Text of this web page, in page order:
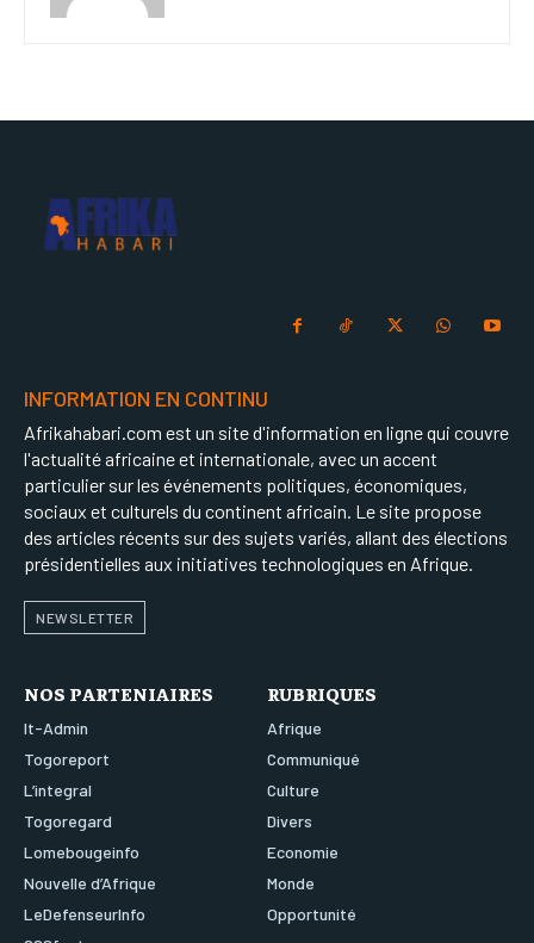
INFORMATION EN CONTINU
Afrikahabari.com est un site d'information en ligne qui couvre
l'actualité africaine et internationale, avec un accent
particulier sur les événements politiques, économiques,
sociaux et culturels du continent africain. Le site propose
des articles récents sur des sujets variés, allant des élections
présidentielles aux initiatives technologiques en Afrique.
NEWSLETTER
NOS PARTENIAIRES
It-Admin
Togoreport
L’integral
Togoregard
Lomebougeinfo
Nouvelle d’Afrique
LeDefenseurInfo
RUBRIQUES
Afrique
Communiqué
Culture
Divers
Economie
Monde
Opportunité